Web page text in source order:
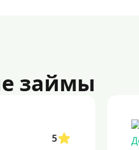
займы
5